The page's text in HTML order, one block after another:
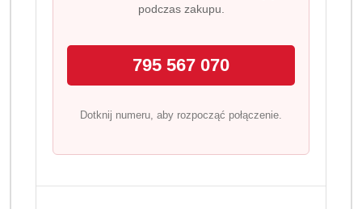
podczas zakupu.
795 567 070
Dotknij numeru, aby rozpocząć połączenie.